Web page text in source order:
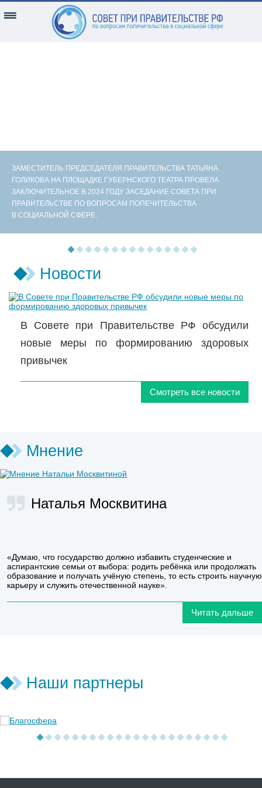
ЗАМЕСТИТЕЛЬ ПРЕДСЕДАТЕЛЯ ПРАВИТЕЛЬСТВА ТАТЬЯНА
ГОЛИКОВА НА ПЛОЩАДКЕ ГУБЕРНСКОГО ТЕАТРА ПРОВЕЛА
ЗАКЛЮЧИТЕЛЬНОЕ В 2024 ГОДУ ЗАСЕДАНИЕ СОВЕТА ПРИ
ПРАВИТЕЛЬСТВЕ ПО ВОПРОСАМ ПОПЕЧИТЕЛЬСТВА
В СОЦИАЛЬНОЙ СФЕРЕ.
Новости
В Совете при Правительстве РФ обсудили
новые меры по формированию здоровых
привычек
Смотреть все новости
Мнение
Наталья Москвитина
«Думаю, что государство должно избавить студенческие и
аспирантские семьи от выбора: родить ребёнка или продолжать
образование и получать учёную степень, то есть строить научную
карьеру и служить отечественной науке».
Читать дальше
Наши партнеры